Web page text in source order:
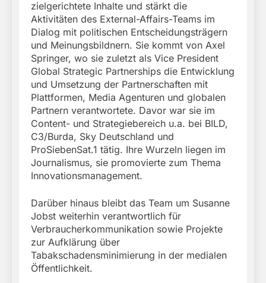
zielgerichtete Inhalte und stärkt die
Aktivitäten des External-Affairs-Teams im
Dialog mit politischen Entscheidungsträgern
und Meinungsbildnern. Sie kommt von Axel
Springer, wo sie zuletzt als Vice President
Global Strategic Partnerships die Entwicklung
und Umsetzung der Partnerschaften mit
Plattformen, Media Agenturen und globalen
Partnern verantwortete. Davor war sie im
Content- und Strategiebereich u.a. bei BILD,
C3/Burda, Sky Deutschland und
ProSiebenSat.1 tätig. Ihre Wurzeln liegen im
Journalismus, sie promovierte zum Thema
Innovationsmanagement.
Darüber hinaus bleibt das Team um Susanne
Jobst weiterhin verantwortlich für
Verbraucherkommunikation sowie Projekte
zur Aufklärung über
Tabakschadensminimierung in der medialen
Öffentlichkeit.